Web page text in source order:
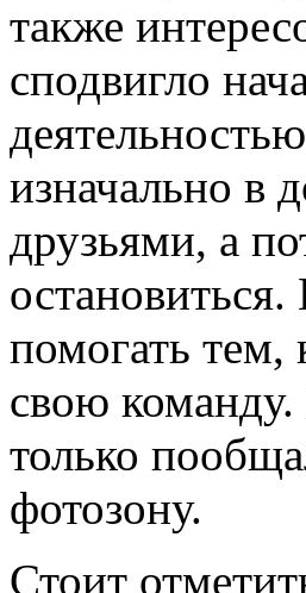
также
сподвигло
изначально в
друзьями, а
помогать тем,
свою
только
фотозону.
Стоит